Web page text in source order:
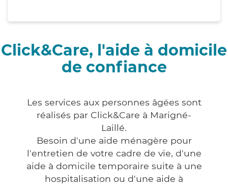
Click&Care, l'aide à domicile
de confiance
Les services aux personnes âgées sont
réalisés par Click&Care à Marigné-
Laillé.
Besoin d'une aide ménagère pour
l'entretien de votre cadre de vie, d'une
aide à domicile temporaire suite à une
hospitalisation ou d'une aide à